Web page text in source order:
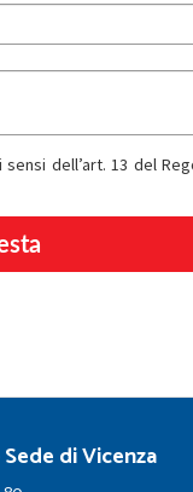
dell’art. 13 del
di Vicenza